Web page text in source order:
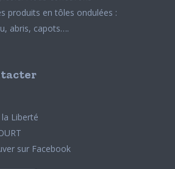
produits en tôles ondulées :
abris, capots….
Liberté
sur Facebook